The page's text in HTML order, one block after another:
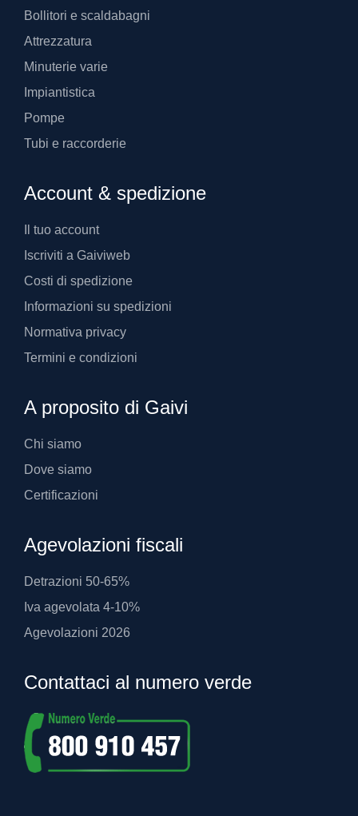
Bollitori e scaldabagni
Attrezzatura
Minuterie varie
Impiantistica
Pompe
Tubi e raccorderie
Account & spedizione
Il tuo account
Iscriviti a Gaiviweb
Costi di spedizione
Informazioni su spedizioni
Normativa privacy
Termini e condizioni
A proposito di Gaivi
Chi siamo
Dove siamo
Certificazioni
Agevolazioni fiscali
Detrazioni 50-65%
Iva agevolata 4-10%
Agevolazioni 2026
Contattaci al numero verde